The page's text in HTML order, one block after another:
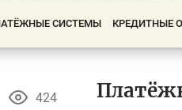
СИСТЕМЫ КРЕДИТНЫЕ
424